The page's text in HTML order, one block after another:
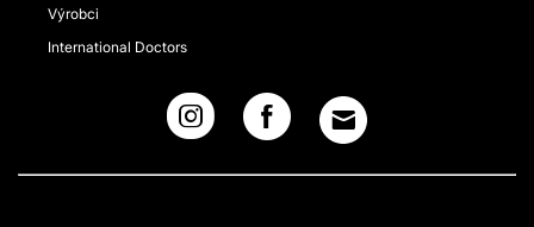
Výrobci
International Doctors